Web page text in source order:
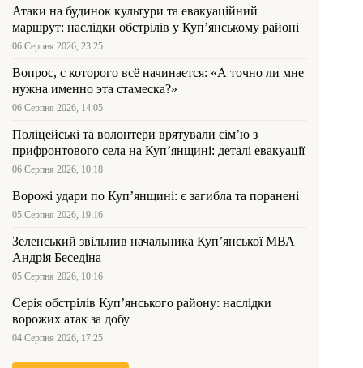
Атаки на будинок культури та евакуаційний
маршрут: наслідки обстрілів у Куп’янському районі
06 Серпня 2026, 23:25
Вопрос, с которого всё начинается: «А точно ли мне
нужна именно эта стамеска?»
06 Серпня 2026, 14:05
Поліцейські та волонтери врятували сім’ю з
прифронтового села на Куп’янщині: деталі евакуації
06 Серпня 2026, 10:18
Ворожі удари по Куп’янщині: є загибла та поранені
05 Серпня 2026, 19:16
Зеленський звільнив начальника Купʼянської МВА
Андрія Беседіна
05 Серпня 2026, 10:16
Серія обстрілів Куп’янського району: наслідки
ворожих атак за добу
04 Серпня 2026, 17:25